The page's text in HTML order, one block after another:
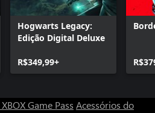
Hogwarts Legacy:
Edição Digital Deluxe
R$349,99+
XBOX Game Pass Acessórios do